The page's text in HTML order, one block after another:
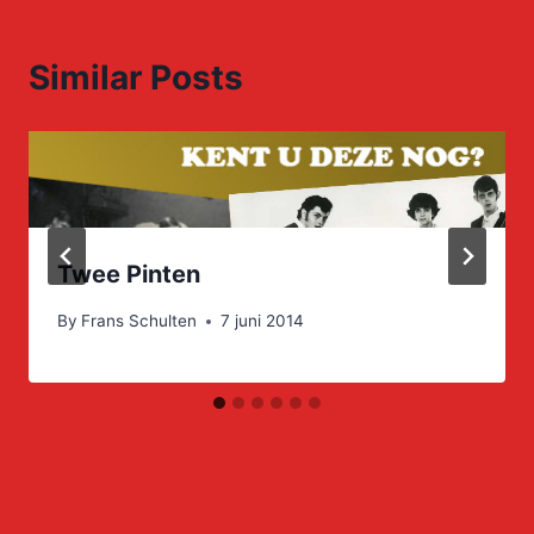
Similar Posts
Twee Pinten
By Frans Schulten 7 juni 2014